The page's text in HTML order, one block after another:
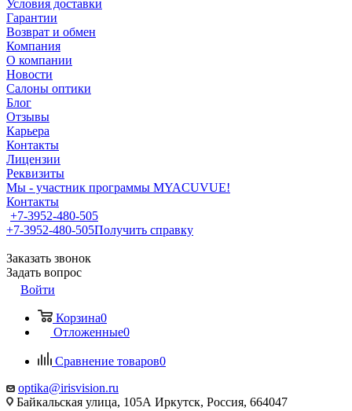
Условия доставки
Гарантии
Возврат и обмен
Компания
О компании
Новости
Салоны оптики
Блог
Отзывы
Карьера
Контакты
Лицензии
Реквизиты
Мы - участник программы MYACUVUE!
Контакты
+7-3952-480-505
+7-3952-480-505Получить справку
Заказать звонок
Задать вопрос
Войти
Корзина0
Отложенные0
Сравнение товаров0
optika@irisvision.ru
Байкальская улица, 105А Иркутск, Россия, 664047